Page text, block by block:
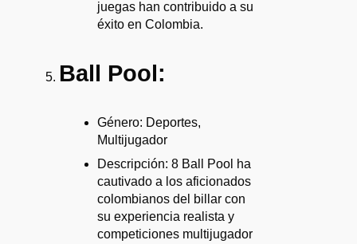
juegas han contribuido a su
éxito en Colombia.
Ball Pool:
Género: Deportes,
Multijugador
Descripción: 8 Ball Pool ha
cautivado a los aficionados
colombianos del billar con
su experiencia realista y
competiciones multijugador